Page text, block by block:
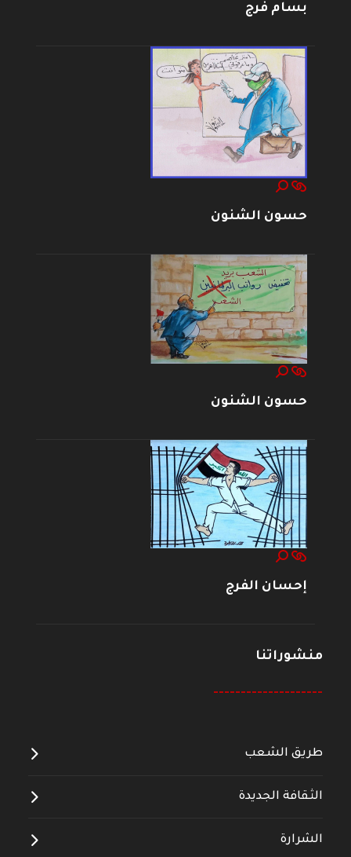
بسام فرج
حسون الشنون
حسون الشنون
إحسان الفرج
منشوراتنا
--------------------
طريق الشعب
الثقافة الجديدة
الشرارة